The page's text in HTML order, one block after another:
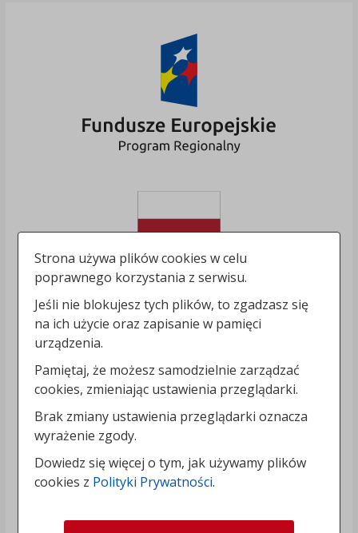
Strona używa plików cookies w celu
poprawnego korzystania z serwisu.
Jeśli nie blokujesz tych plików, to zgadzasz się
na ich użycie oraz zapisanie w pamięci
urządzenia.
Pamiętaj, że możesz samodzielnie zarządzać
cookies, zmieniając ustawienia przeglądarki.
Brak zmiany ustawienia przeglądarki oznacza
wyrażenie zgody.
Dowiedz się więcej o tym, jak używamy plików
cookies z Polityki Prywatności.